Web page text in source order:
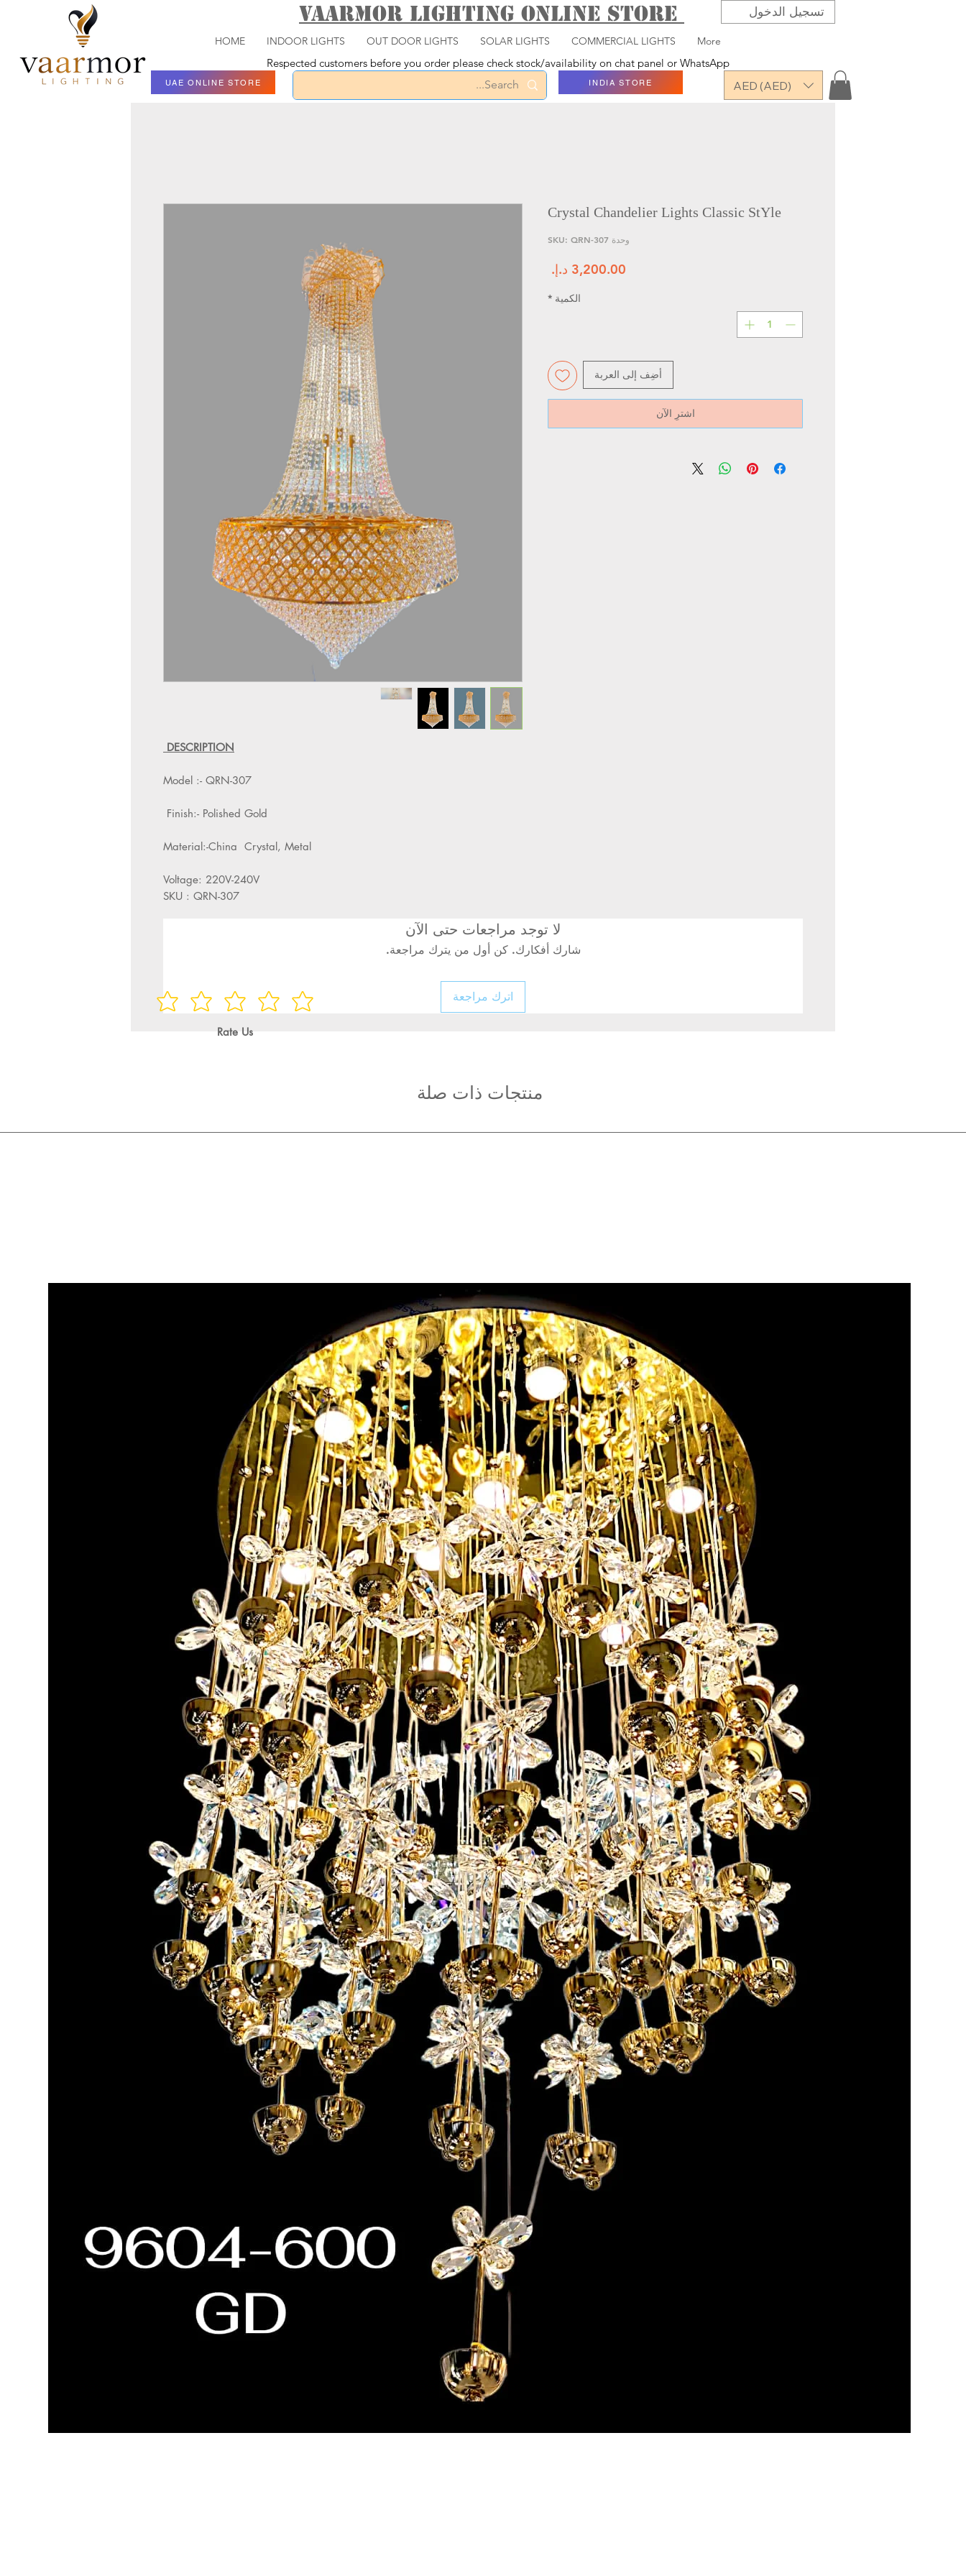
Vaarmor Lighting ONLINE STORE
HOME INDOOR LIGHTS OUT DOOR LIGHTS SOLAR LIGHTS COMMERCIAL LIGHTS More
تسجيل الدخول
Respected customers before you order please check stock/availability on chat panel or WhatsApp
UAE ONLINE STORE INDIA STORE AED (AED)
DESCRIPTION
Model :- QRN-307
Finish:- Polished Gold
Material:-China Crystal, Metal
Voltage: 220V-240V
SKU : QRN-307
Crystal Chandelier Lights Classic StYle
وحدة SKU: QRN-307
الكمية *
أضِف إلى العربة
اشترِ الآن
لا توجد مراجعات حتى الآن
شارك أفكارك. كن أول من يترك مراجعة.
اترك مراجعة
Rate Us
منتجات ذات صلة